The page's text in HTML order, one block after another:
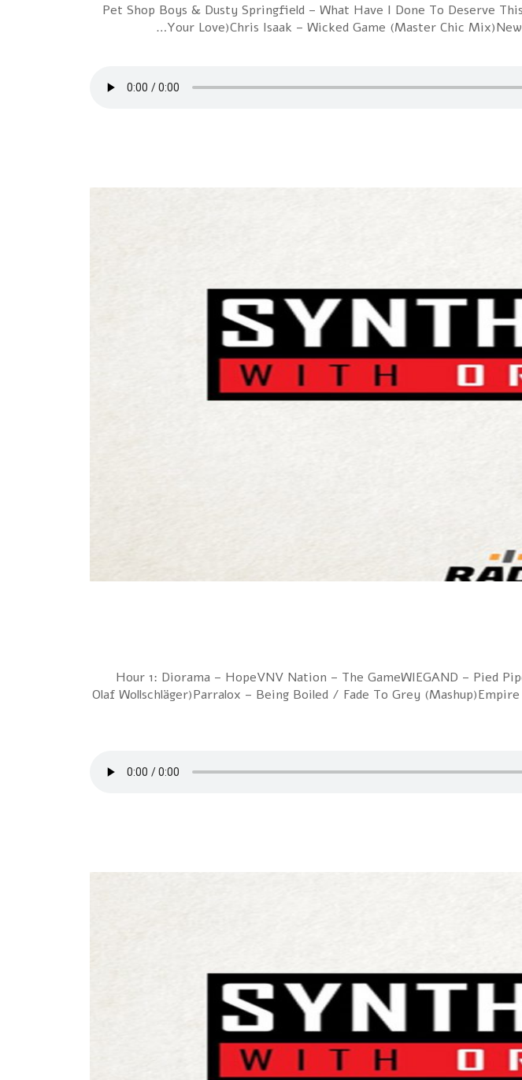
1 Pet Shop Boys & Dusty Springfield – What Have I Done To Deserve
Your Love)Chris Isaak – Wicked Game (Master Chic
Hour 1: Diorama – HopeVNV Nation – The GameWIEGAND – Pied
Olaf Wollschläger)Parralox – Being Boiled / Fade To Grey